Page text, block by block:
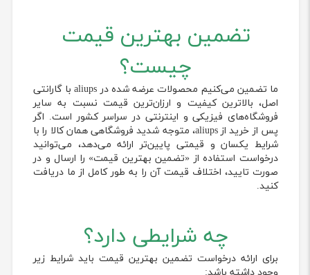
تضمین بهترین قیمت
چیست؟
ما تضمین می‌کنیم محصولات عرضه شده در aliups با گارانتی
اصل، بالاترین کیفیت و ارزان‌ترین قیمت نسبت به سایر
فروشگاه‌های فیزیکی و اینترنتی در سراسر کشور است. اگر
پس از خرید از aliups، متوجه شدید فروشگاهی همان کالا را با
شرایط یکسان و قیمتی پایین‌تر ارائه می‌دهد، می‌توانید
درخواست استفاده از «تضمین بهترین قیمت» را ارسال و در
صورت تایید، اختلاف قیمت آن را به طور کامل از ما دریافت
کنید.
چه شرایطی دارد؟
برای ارائه درخواست تضمین بهترین قیمت باید شرایط زیر